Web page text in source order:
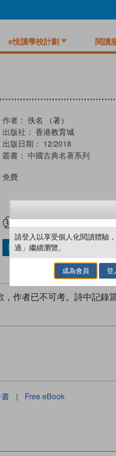
e悅讀學校計劃 閱讀
作者： 佚名 （著）
出版社： 香港教育城
出版日期： 12/2018
叢書： 中國古典名著系列
免費
加入／閱讀電子書
，作者已不可考。詩中記
| Free eBook
請登入以享受個人化閱讀體驗
過」繼續瀏覽。
成為會員 登